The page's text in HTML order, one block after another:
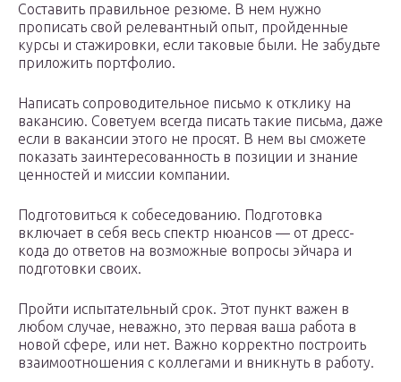
Составить правильное резюме. В нем нужно
прописать свой релевантный опыт, пройденные
курсы и стажировки, если таковые были. Не забудьте
приложить портфолио.
Написать сопроводительное письмо к отклику на
вакансию. Советуем всегда писать такие письма, даже
если в вакансии этого не просят. В нем вы сможете
показать заинтересованность в позиции и знание
ценностей и миссии компании.
Подготовиться к собеседованию. Подготовка
включает в себя весь спектр нюансов — от дресс-
кода до ответов на возможные вопросы эйчара и
подготовки своих.
Пройти испытательный срок. Этот пункт важен в
любом случае, неважно, это первая ваша работа в
новой сфере, или нет. Важно корректно построить
взаимоотношения с коллегами и вникнуть в работу.